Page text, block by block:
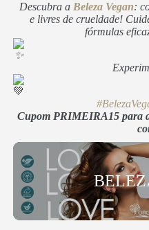
Descubra a Beleza Vegan:
e livres de crueldade!
fórmulas
Cupom PRIMEIRA15 para